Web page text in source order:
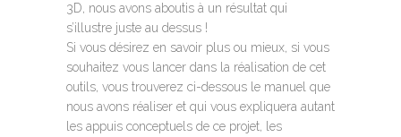
3D, nous avons aboutis à un résultat qui
s’illustre juste au dessus !
Si vous désirez en savoir plus ou mieux, si vous
souhaitez vous lancer dans la réalisation de cet
outils, vous trouverez ci-dessous le manuel que
nous avons réaliser et qui vous expliquera autant
les appuis conceptuels de ce projet, les